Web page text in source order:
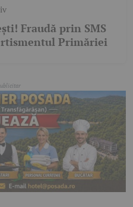
Fraudă prin SMS
Primăriei